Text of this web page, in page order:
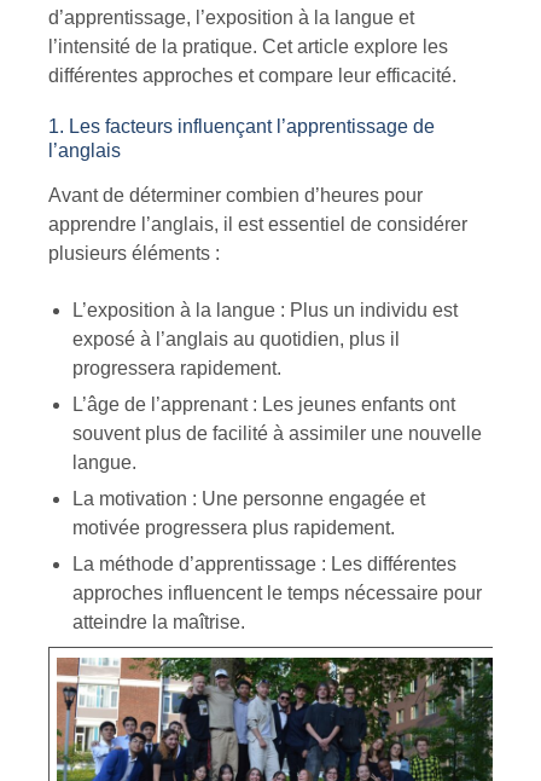
d’apprentissage, l’exposition à la langue et
l’intensité de la pratique. Cet article explore les
différentes approches et compare leur efficacité.
1. Les facteurs influençant l’apprentissage de
l’anglais
Avant de déterminer combien d’heures pour
apprendre l’anglais, il est essentiel de considérer
plusieurs éléments :
L’exposition à la langue : Plus un individu est
exposé à l’anglais au quotidien, plus il
progressera rapidement.
L’âge de l’apprenant: Les jeunes enfants ont
souvent plus de facilité à assimiler une nouvelle
langue.
La motivation : Une personne engagée et
motivée progressera plus rapidement.
La méthode d’apprentissage : Les différentes
approches influencent le temps nécessaire pour
atteindre la maîtrise.